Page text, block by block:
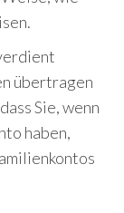
übertragen
Sie, wenn
haben,